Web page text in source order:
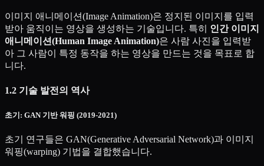
이미지 애니메이션(Image Animation)은 정지된 이미지를 입력
받아 움직이는 영상을 생성하는 기술입니다. 특히 인간 이미지
애니메이션(Human Image Animation)은 사람 사진을 입력받
아 그 사람이 특정 동작을 하는 영상을 만드는 것을 목표로 합
니다.
1.2 기술 발전의 역사
초기: GAN 기반 워핑 (2019-2021)
초기 연구들은 GAN(Generative Adversarial Network)과 이미지
워핑(warping) 기법을 결합했습니다.